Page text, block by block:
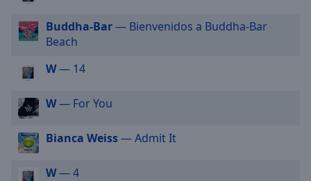
Track
Picture
This
modal
Buddha-Bar— Bienvenidos a Buddha-Bar
Beach
W— 14
W— For You
Bianca Weiss— Admit It
W— 4